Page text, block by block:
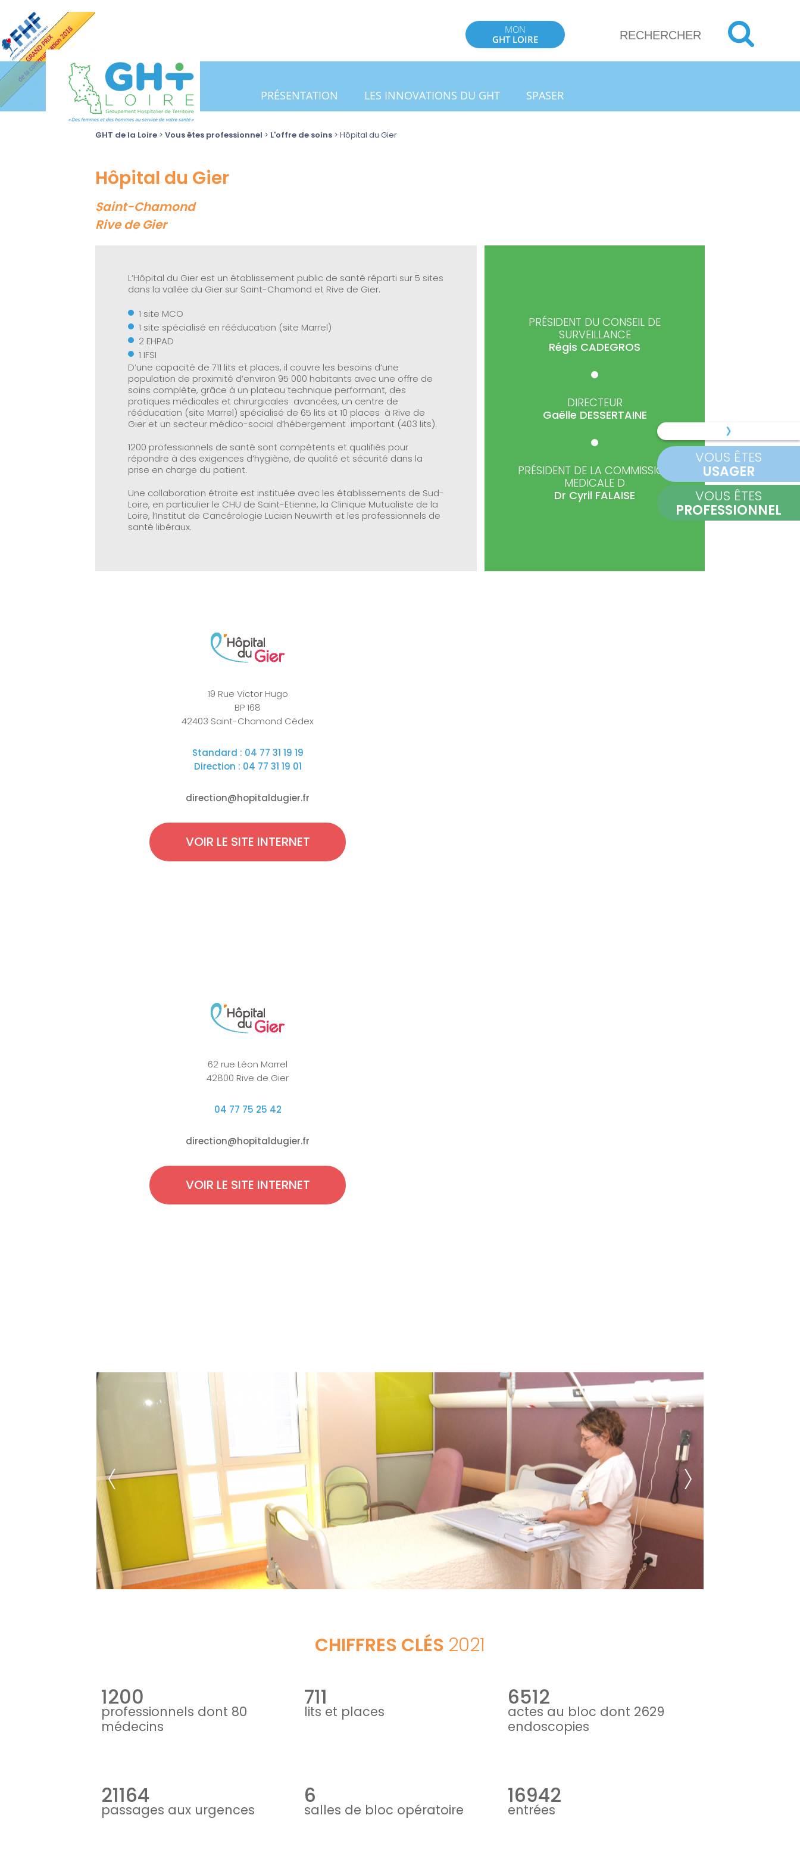
VOUS ÊTES
USAGER
VOUS ÊTES
PROFESSIONNEL
MON
GHT LOIRE
PRÉSENTATION LES INNOVATIONS DU GHT SPASER
GHT de la Loire > Vous êtes professionnel > L'offre de soins > Hôpital du Gier
Hôpital du Gier
Saint-Chamond
Rive de Gier
L’Hôpital du Gier est un établissement public de santé réparti sur 5 sites
dans la vallée du Gier sur Saint-Chamond et Rive de Gier.
1 site MCO
1 site spécialisé en rééducation (site Marrel)
2 EHPAD
1 IFSI
D’une capacité de 711 lits et places, il couvre les besoins d’une
population de proximité d’environ 95 000 habitants avec une offre de
soins complète, grâce à un plateau technique performant, des
pratiques médicales et chirurgicales avancées, un centre de
rééducation (site Marrel) spécialisé de 65 lits et 10 places à Rive de
Gier et un secteur médico-social d’hébergement important (403 lits).
1200 professionnels de santé sont compétents et qualifiés pour
répondre à des exigences d’hygiène, de qualité et sécurité dans la
prise en charge du patient.
Une collaboration étroite est instituée avec les établissements de Sud-
Loire, en particulier le CHU de Saint-Etienne, la Clinique Mutualiste de la
Loire, l’Institut de Cancérologie Lucien Neuwirth et les professionnels de
santé libéraux.
PRÉSIDENT DU CONSEIL DE
SURVEILLANCE
Régis CADEGROS
DIRECTEUR
Gaëlle DESSERTAINE
PRÉSIDENT DE LA COMMISSION
MEDICALE D
Dr Cyril FALAISE
19 Rue Victor Hugo
BP 168
42403 Saint-Chamond Cédex
Standard : 04 77 31 19 19
Direction : 04 77 31 19 01
direction@hopitaldugier.fr
VOIR LE SITE INTERNET
62 rue Léon Marrel
42800 Rive de Gier
04 77 75 25 42
direction@hopitaldugier.fr
VOIR LE SITE INTERNET
CHIFFRES CLÉS 2021
1200
professionnels dont 80
médecins
711
lits et places
6512
actes au bloc dont 2629
endoscopies
21164
passages aux urgences
6
salles de bloc opératoire
16942
entrées